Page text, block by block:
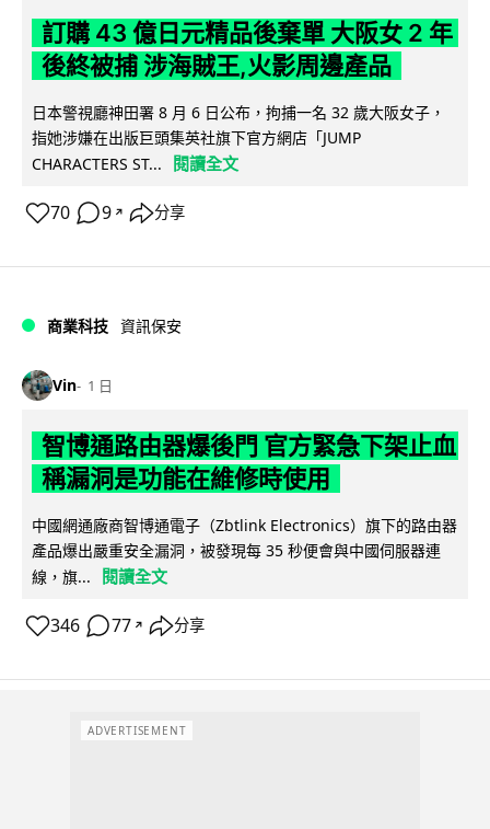
訂購 43 億日元精品後棄單 大阪女 2 年
後終被捕 涉海賊王,火影周邊產品
日本警視廳神田署 8 月 6 日公布，拘捕一名 32 歲大阪女子，
指她涉嫌在出版巨頭集英社旗下官方網店「JUMP
CHARACTERS ST...
閱讀全文
70 9 ↗ 分享
商業科技 資訊保安
Vin 1 日
智博通路由器爆後門 官方緊急下架止血
稱漏洞是功能在維修時使用
中國網通廠商智博通電子（Zbtlink Electronics）旗下的路由器
產品爆出嚴重安全漏洞，被發現每 35 秒便會與中國伺服器連
線，旗...
閱讀全文
346 77 ↗ 分享
ADVERTISEMENT